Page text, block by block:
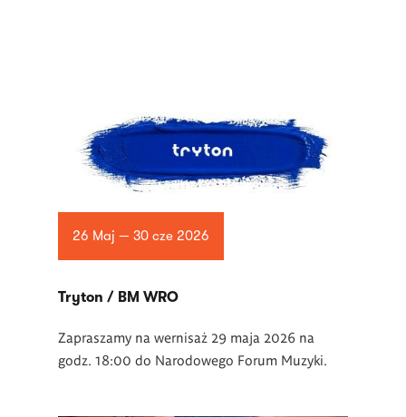
26 Maj — 30 cze 2026
Tryton / BM WRO
Zapraszamy na wernisaż 29 maja 2026 na
godz. 18:00 do Narodowego Forum Muzyki.